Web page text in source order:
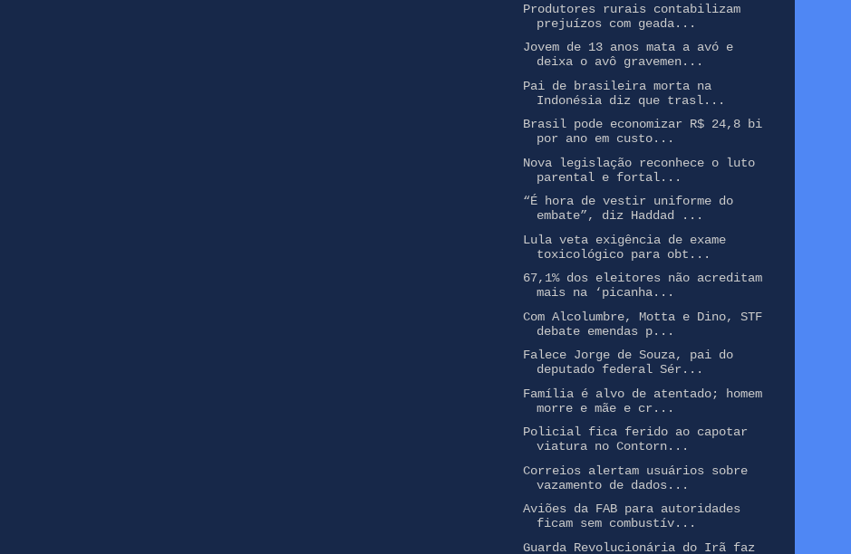
Produtores rurais contabilizam
prejuízos com geada...
Jovem de 13 anos mata a avó e
deixa o avô gravemen...
Pai de brasileira morta na
Indonésia diz que trasl...
Brasil pode economizar R$ 24,8 bi
por ano em custo...
Nova legislação reconhece o luto
parental e fortal...
“É hora de vestir uniforme do
embate”, diz Haddad ...
Lula veta exigência de exame
toxicológico para obt...
67,1% dos eleitores não acreditam
mais na ‘picanha...
Com Alcolumbre, Motta e Dino, STF
debate emendas p...
Falece Jorge de Souza, pai do
deputado federal Sér...
Família é alvo de atentado; homem
morre e mãe e cr...
Policial fica ferido ao capotar
viatura no Contorn...
Correios alertam usuários sobre
vazamento de dados...
Aviões da FAB para autoridades
ficam sem combustív...
Guarda Revolucionária do Irã faz